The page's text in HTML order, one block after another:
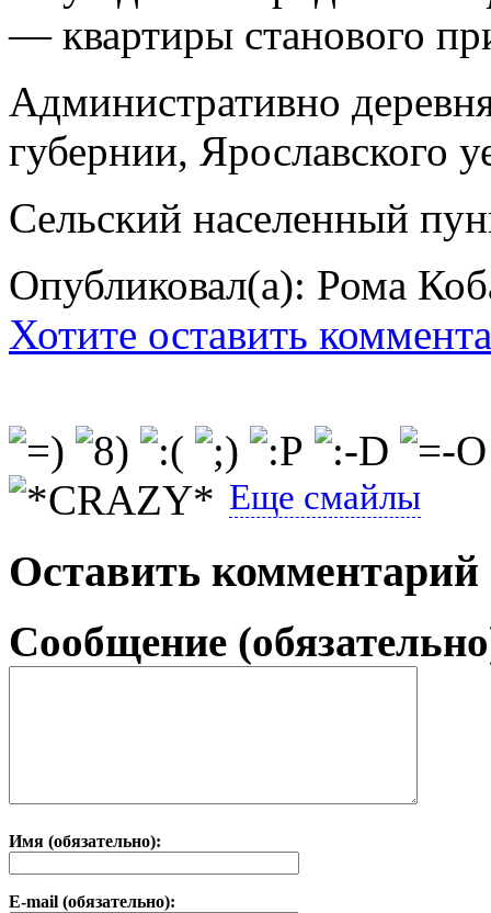
— квартиры станового
Административно
губернии, Ярославского
Сельский населенный
Опубликовал(а): Рома
Хотите оставить
Еще смайлы
Оставить комментарий
Сообщение
Имя (обязательно):
E-mail (обязательно):